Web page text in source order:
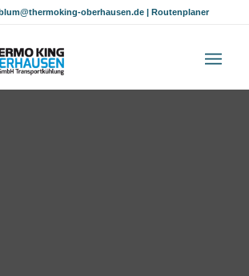
oberhausen.de| Routenplaner